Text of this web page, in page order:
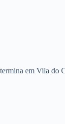
em Vila do